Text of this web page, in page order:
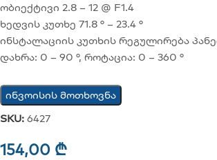
ობიექტივი 2.8 – 12 @ F1.4
ხედვის კუთხე 71.8 ° – 23.4 °
ინსტალაციის კუთხის რეგულირება
დახრა: 0 – 90 °, როტაცია: 0 – 360 °
ინვოისის მოთხოვნა
SKU: 6427
154,00 ₾